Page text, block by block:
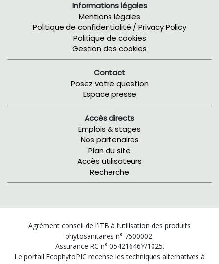
Informations légales
Mentions légales
Politique de confidentialité / Privacy Policy
Politique de cookies
Gestion des cookies
Contact
Posez votre question
Espace presse
Accès directs
Emplois & stages
Nos partenaires
Plan du site
Accès utilisateurs
Recherche
Agrément conseil de l’ITB à l’utilisation des produits
phytosanitaires n° 7500002.
Assurance RC n° 05421646Y/1025.
Le portail EcophytoPIC recense les techniques alternatives à